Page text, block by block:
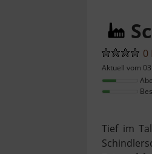
0
Aktuell vom
Tief im